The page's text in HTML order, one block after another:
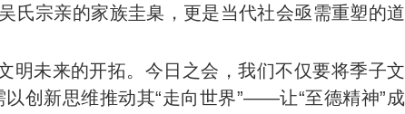
氏宗亲的家族圭臬，更是当代社会亟需重塑的道
明未来的开拓。今日之会，我们不仅要将季子文
以创新思维推动其“走向世界”——让“至德精神”成